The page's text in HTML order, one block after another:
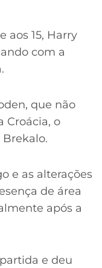
aos 15, Harry
com a
que não
Croácia, o
e as alterações
de área
após a
e deu